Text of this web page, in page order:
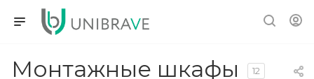
Монтажные шкафы 12